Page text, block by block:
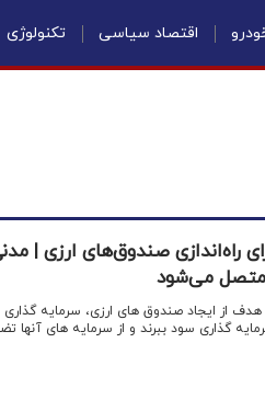
اقتصاد سیاسی تکنولوژی
راه‌اندازی صندوق‌های ارزی |
متصل می‌شود
هدف از ایجاد صندوق های ارزی، سرمایه گذاری
گذاری سود ببرند و از سرمایه های آنها